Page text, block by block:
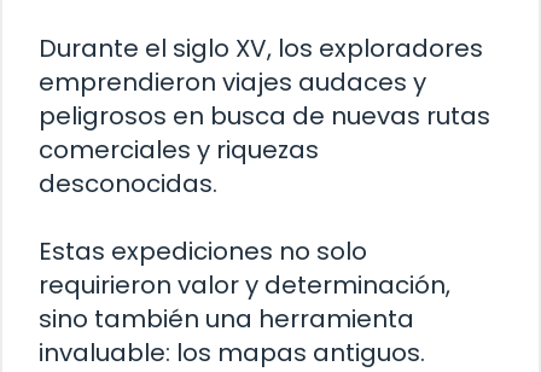
Durante el siglo XV, los exploradores
emprendieron viajes audaces y
peligrosos en busca de nuevas rutas
comerciales y riquezas
desconocidas.
Estas expediciones no solo
requirieron valor y determinación,
sino también una herramienta
invaluable: los mapas antiguos.